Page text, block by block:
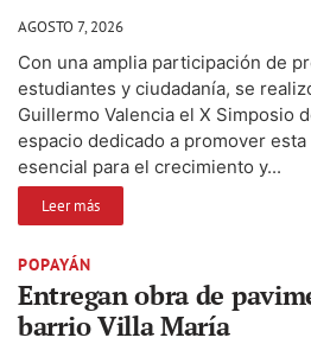
AGOSTO 7, 2026
Con una amplia participación de
estudiantes y ciudadanía, se
Guillermo Valencia el X Simposio
espacio dedicado a promover
esencial para el crecimiento y...
Leer más
POPAYÁN
Entregan obra de
barrio Villa María